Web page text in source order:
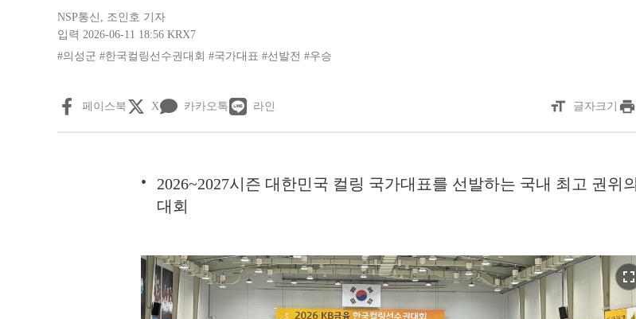
NSP통신 , 조인호 기자
입력 2026-06-11 18:56 KRX7
#의성군 #한국컬링선수권대회 #국가대표 #선발전 #우승
페이스북 X 카카오톡 라인 format_size 글자크기 print
2026~2027시즌 대한민국 컬링 국가대표를 선발하는 국내 최고 권위의
대회
fullscreen